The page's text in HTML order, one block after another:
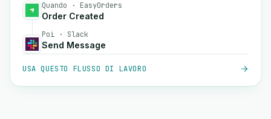
Quando · EasyOrders
Order Created
Poi · Slack
Send Message
USA QUESTO FLUSSO DI LAVORO